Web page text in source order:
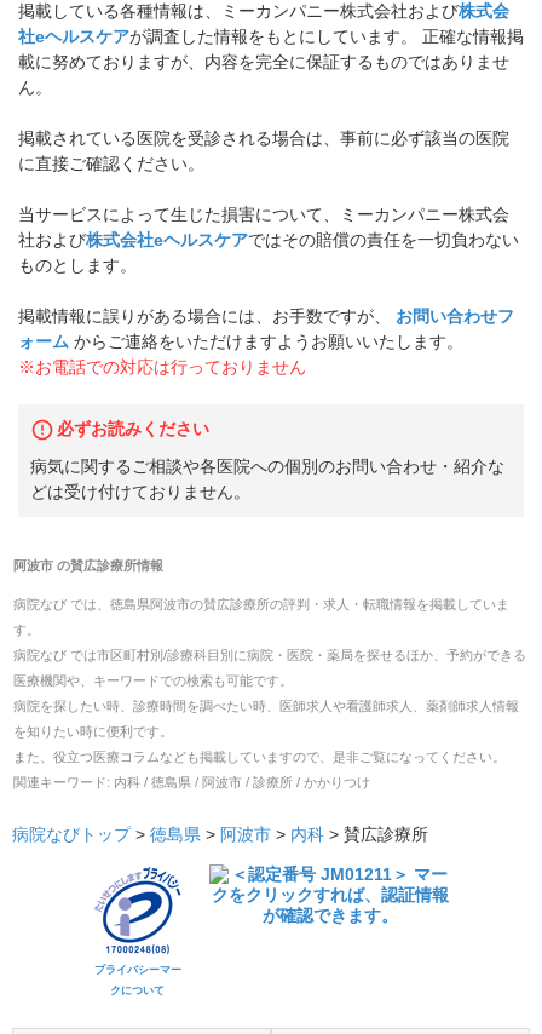
掲載している各種情報は、ミーカンパニー株式会社および株式会
社eヘルスケアが調査した情報をもとにしています。 正確な情報掲
載に努めておりますが、内容を完全に保証するものではありませ
ん。
掲載されている医院を受診される場合は、事前に必ず該当の医院
に直接ご確認ください。
当サービスによって生じた損害について、ミーカンパニー株式会
社および株式会社eヘルスケアではその賠償の責任を一切負わない
ものとします。
掲載情報に誤りがある場合には、お手数ですが、
お問い合わせフ
ォーム からご連絡をいただけますようお願いいたします。
※お電話での対応は行っておりません
必ずお読みください
病気に関するご相談や各医院への個別のお問い合わせ・紹介な
どは受け付けておりません。
阿波市の賛広診療所情報
病院なび では、 徳島県 阿波市の賛広診療所の評判・求人・転職情報を掲載していま
す。
病院なび では市区町村別/診療科目別に病院・医院・薬局を探せるほか、予約ができる
医療機関や、キーワードでの検索も可能です。
病院を探したい時、診療時間を調べたい時、医師求人や看護師求人、薬剤師求人情報
を知りたい時に便利です。
また、役立つ医療コラムなども掲載していますので、是非ご覧になってください。
関連キーワード: 内科 / 徳島県 / 阿波市 / 診療所 / かかりつけ
病院なびトップ > 徳島県 > 阿波市 > 内科 > 賛広診療所
プライバシーマー
クについて